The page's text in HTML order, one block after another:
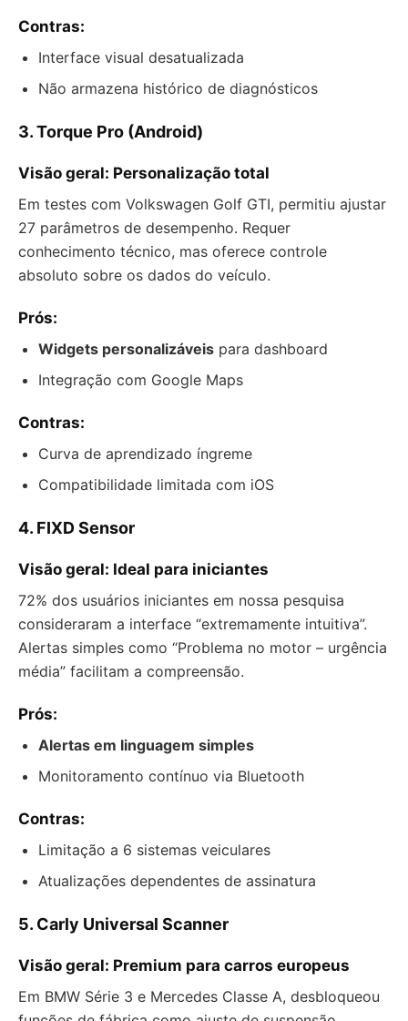
Contras:
Interface visual desatualizada
Não armazena histórico de diagnósticos
3. Torque Pro (Android)
Visão geral: Personalização total
Em testes com Volkswagen Golf GTI, permitiu ajustar
27 parâmetros de desempenho. Requer
conhecimento técnico, mas oferece controle
absoluto sobre os dados do veículo.
Prós:
Widgets personalizáveis para dashboard
Integração com Google Maps
Contras:
Curva de aprendizado íngreme
Compatibilidade limitada com iOS
4. FIXD Sensor
Visão geral: Ideal para iniciantes
72% dos usuários iniciantes em nossa pesquisa
consideraram a interface “extremamente intuitiva”.
Alertas simples como “Problema no motor – urgência
média” facilitam a compreensão.
Prós:
Alertas em linguagem simples
Monitoramento contínuo via Bluetooth
Contras:
Limitação a 6 sistemas veiculares
Atualizações dependentes de assinatura
5. Carly Universal Scanner
Visão geral: Premium para carros europeus
Em BMW Série 3 e Mercedes Classe A, desbloqueou